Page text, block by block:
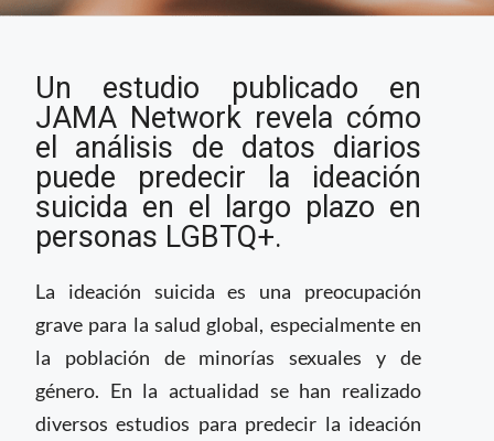
automático se
muestra como
herramienta para la
prevención del
suicidio
Un estudio publicado en
JAMA Network revela cómo
el análisis de datos diarios
puede predecir la ideación
suicida en el largo plazo en
personas LGBTQ+.
La ideación suicida es una preocupación
grave para la salud global, especialmente en
la población de minorías sexuales y de
género. En la actualidad se han realizado
diversos estudios para predecir la ideación